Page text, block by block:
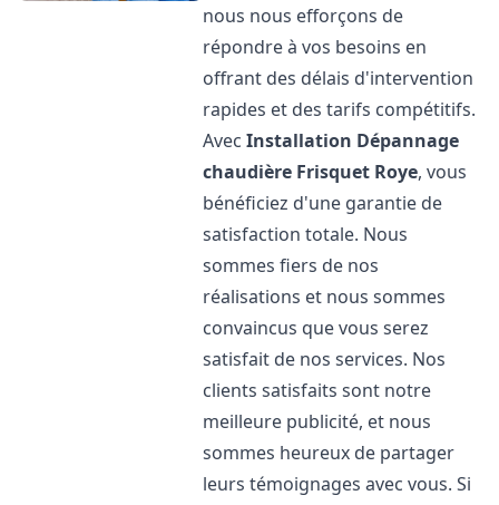
nous nous efforçons de
répondre à vos besoins en
offrant des délais d'intervention
rapides et des tarifs compétitifs.
AvecInstallation Dépannage
chaudière Frisquet Roye, vous
bénéficiez d'une garantie de
satisfaction totale. Nous
sommes fiers de nos
réalisations et nous sommes
convaincus que vous serez
satisfait de nos services. Nos
clients satisfaits sont notre
meilleure publicité, et nous
sommes heureux de partager
leurs témoignages avec vous. Si